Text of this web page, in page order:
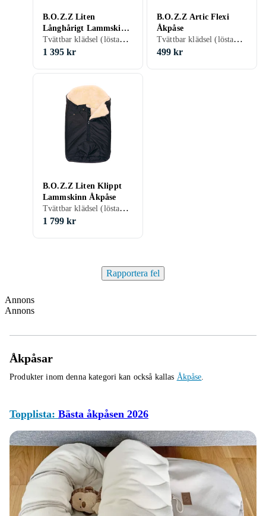
B.O.Z.Z Liten
Långhårigt Lammskinn
Åkpåse
Tvättbar klädsel (löstagbart tyg), Hål för 5-punktsbälte, 72 cm, 40 cm, Svart, Vit, Grå, Brun, Rosa
1 395 kr
B.O.Z.Z Artic Flexi
Åkpåse
Tvättbar klädsel (löstagbart tyg), Vindtät, Vattenavvisande, Hål för 5-punktsbälte, 95 cm, 45 cm, Svart, Vit, Grå, Brun, Blå, Röd, Rosa, Lila
499 kr
B.O.Z.Z Liten Klippt
Lammskinn Åkpåse
Tvättbar klädsel (löstagbart tyg), Hål för 5-punktsbälte, 72 cm, 40 cm, Svart, Vit, Grå
1 799 kr
Rapportera fel
Annons
Annons
Åkpåsar
Produkter inom denna kategori kan också kallas Åkpåse.
Topplista: Bästa åkpåsen 2026